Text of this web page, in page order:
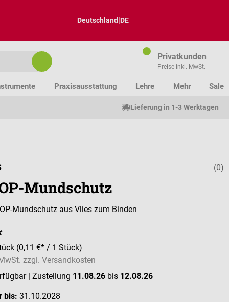
Deutschland|DE
Privatkunden
Preise inkl. MwSt.
Praxisausstattung Lehre Mehr Sale
Lieferung in 1-3 Werktagen
(0)
Mundschutz
Mundschutz aus Vlies zum Binden
(0,11 €* / 1 Stück)
zzgl. Versandkosten
| Zustellung 11.08.26 bis 12.08.26
bis: 31.10.2028